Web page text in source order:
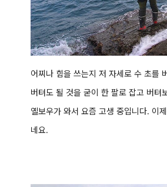
어찌나 힘을 쓰는지 저 자세로 수 초를
버텨도 될 것을 굳이 한 팔로 잡고 버텨
옐보우가 와서 요즘 고생 중입니다. 이
네요.